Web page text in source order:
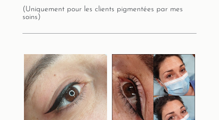
(Uniquement pour les clients pigmentées par mes
soins)